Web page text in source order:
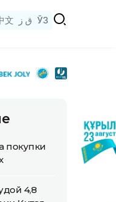
文 ق ز ЎЗ
покупки
4,8